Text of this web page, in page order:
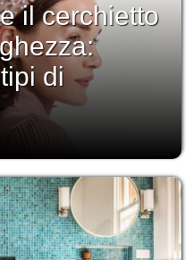
il cerchietto
di